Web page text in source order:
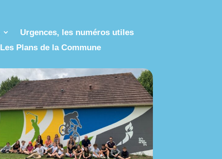
Urgences, les numéros utiles
Les Plans de la Commune